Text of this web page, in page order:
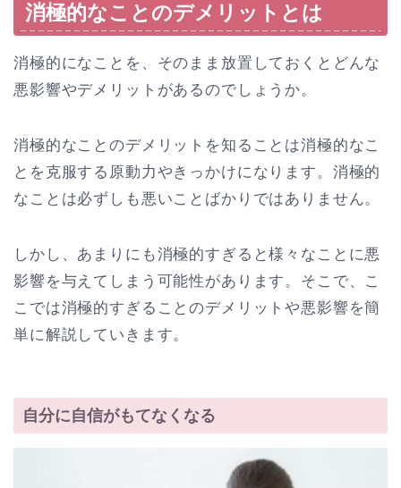
消極的なことのデメリットとは
消極的になことを、そのまま放置しておくとどんな
悪影響やデメリットがあるのでしょうか。
消極的なことのデメリットを知ることは消極的なこ
とを克服する原動力やきっかけになります。消極的
なことは必ずしも悪いことばかりではありません。
しかし、あまりにも消極的すぎると様々なことに悪
影響を与えてしまう可能性があります。そこで、こ
こでは消極的すぎることのデメリットや悪影響を簡
単に解説していきます。
自分に自信がもてなくなる